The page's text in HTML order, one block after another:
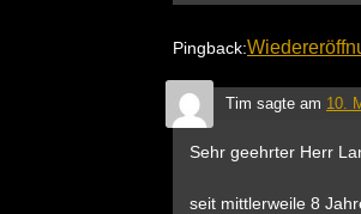
Pingback:
Tim sagte am 10.
Sehr geehrter Herr
seit mittlerweile 8